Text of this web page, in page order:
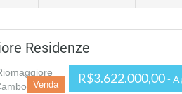
Residenze
Venda R$3.622.000,00-